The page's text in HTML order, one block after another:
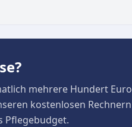
mehrere Hundert Euro
kostenlosen Rechnern
Pflegebudget.